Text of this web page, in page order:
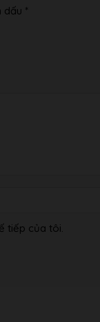
dấu *
tiếp của tôi.